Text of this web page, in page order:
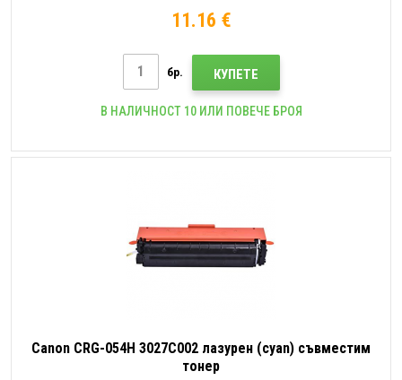
11.16 €
бр. КУПЕТЕ
В НАЛИЧНОСТ 10 ИЛИ ПОВЕЧЕ БРОЯ
Canon CRG-054H 3027C002 лазурен (cyan) съвместим
тонер